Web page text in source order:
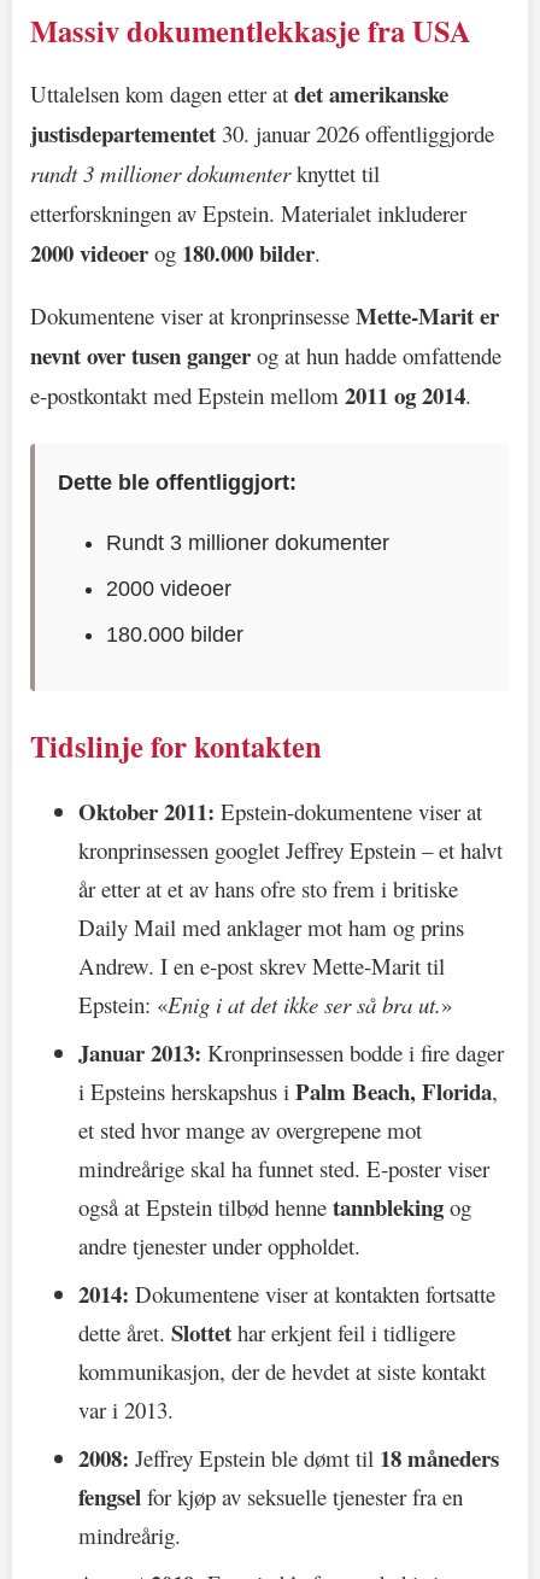
Massiv dokumentlekkasje fra USA
Uttalelsen kom dagen etter at det amerikanske
justisdepartementet 30. januar 2026 offentliggjorde
rundt 3 millioner dokumenterknyttet til
etterforskningen av Epstein. Materialet inkluderer
2000 videoer og 180.000 bilder.
Dokumentene viser at kronprinsesse Mette-Marit er
nevnt over tusen ganger og at hun hadde omfattende
e‑postkontakt med Epstein mellom 2011 og 2014.
Dette ble offentliggjort:
Rundt 3 millioner dokumenter
2000 videoer
180.000 bilder
Tidslinje for kontakten
Oktober 2011: Epstein-dokumentene viser at
kronprinsessen googlet Jeffrey Epstein – et halvt
år etter at et av hans ofre sto frem i britiske
Daily Mail med anklager mot ham og prins
Andrew. I en e‑post skrev Mette-Marit til
Epstein: «Enig i at det ikke ser så bra ut.»
Januar 2013: Kronprinsessen bodde i fire dager
i Epsteins herskapshus i Palm Beach, Florida,
et sted hvor mange av overgrepene mot
mindreårige skal ha funnet sted. E‑poster viser
også at Epstein tilbød henne tannbleking og
andre tjenester under oppholdet.
2014: Dokumentene viser at kontakten fortsatte
dette året. Slottet har erkjent feil i tidligere
kommunikasjon, der de hevdet at siste kontakt
var i 2013.
2008: Jeffrey Epstein ble dømt til 18 måneders
fengsel for kjøp av seksuelle tjenester fra en
mindreårig.